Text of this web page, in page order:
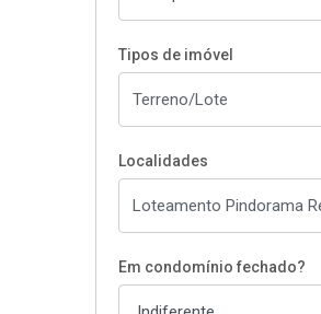
Tipos de imóvel
Localidades
Em condomínio fechado?